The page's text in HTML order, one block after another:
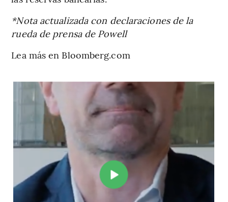
*Nota actualizada con declaraciones de la
rueda de prensa de Powell
Lea más en Bloomberg.com